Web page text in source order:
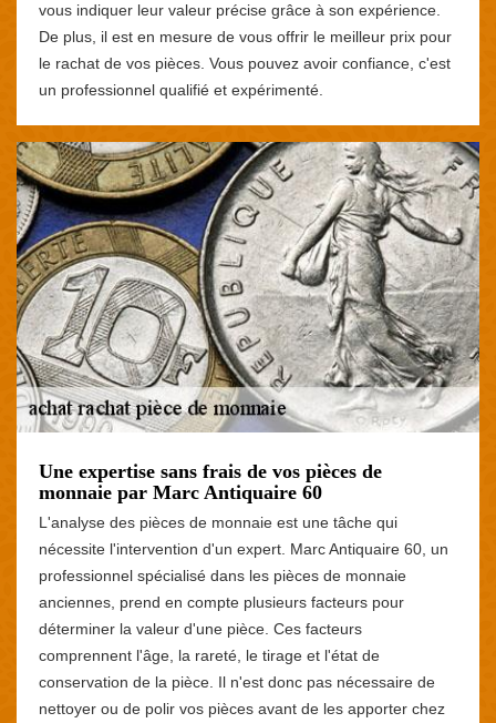
vous indiquer leur valeur précise grâce à son expérience.
De plus, il est en mesure de vous offrir le meilleur prix pour
le rachat de vos pièces. Vous pouvez avoir confiance, c'est
un professionnel qualifié et expérimenté.
Une expertise sans frais de vos pièces de
monnaie par Marc Antiquaire 60
L'analyse des pièces de monnaie est une tâche qui
nécessite l'intervention d'un expert. Marc Antiquaire 60, un
professionnel spécialisé dans les pièces de monnaie
anciennes, prend en compte plusieurs facteurs pour
déterminer la valeur d'une pièce. Ces facteurs
comprennent l'âge, la rareté, le tirage et l'état de
conservation de la pièce. Il n'est donc pas nécessaire de
nettoyer ou de polir vos pièces avant de les apporter chez